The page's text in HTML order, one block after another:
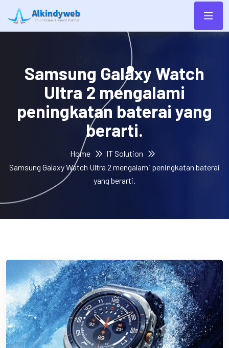
Samsung Galaxy Watch
Ultra 2 mengalami
peningkatan baterai yang
berarti.
Home
IT Solution
Samsung Galaxy Watch Ultra 2 mengalami peningkatan baterai
yang berarti.